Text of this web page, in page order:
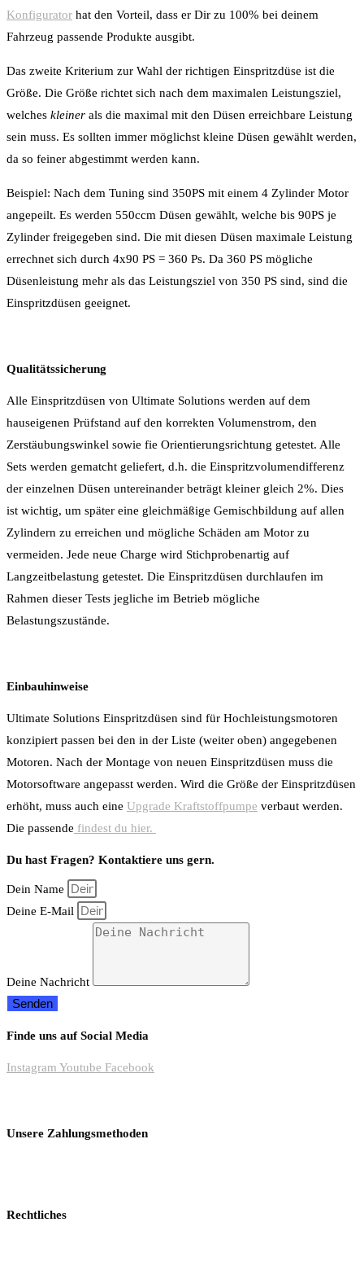
Konfigurator hat den Vorteil, dass er Dir zu 100% bei deinem
Fahrzeug passende Produkte ausgibt.
Das zweite Kriterium zur Wahl der richtigen Einspritzdüse ist die
Größe. Die Größe richtet sich nach dem maximalen Leistungsziel,
welches kleiner als die maximal mit den Düsen erreichbare Leistung
sein muss. Es sollten immer möglichst kleine Düsen gewählt werden,
da so feiner abgestimmt werden kann.
Beispiel: Nach dem Tuning sind 350PS mit einem 4 Zylinder Motor
angepeilt. Es werden 550ccm Düsen gewählt, welche bis 90PS je
Zylinder freigegeben sind. Die mit diesen Düsen maximale Leistung
errechnet sich durch 4x90 PS = 360 Ps. Da 360 PS mögliche
Düsenleistung mehr als das Leistungsziel von 350 PS sind, sind die
Einspritzdüsen geeignet.
Qualitätssicherung
Alle Einspritzdüsen von Ultimate Solutions werden auf dem
hauseigenen Prüfstand auf den korrekten Volumenstrom, den
Zerstäubungswinkel sowie fie Orientierungsrichtung getestet. Alle
Sets werden gematcht geliefert, d.h. die Einspritzvolumendifferenz
der einzelnen Düsen untereinander beträgt kleiner gleich 2%. Dies
ist wichtig, um später eine gleichmäßige Gemischbildung auf allen
Zylindern zu erreichen und mögliche Schäden am Motor zu
vermeiden. Jede neue Charge wird Stichprobenartig auf
Langzeitbelastung getestet. Die Einspritzdüsen durchlaufen im
Rahmen dieser Tests jegliche im Betrieb mögliche
Belastungszustände.
Einbauhinweise
Ultimate Solutions Einspritzdüsen sind für Hochleistungsmotoren
konzipiert passen bei den in der Liste (weiter oben) angegebenen
Motoren. Nach der Montage von neuen Einspritzdüsen muss die
Motorsoftware angepasst werden. Wird die Größe der Einspritzdüsen
erhöht, muss auch eine Upgrade Kraftstoffpumpe verbaut werden.
Die passende findest du hier.
Du hast Fragen? Kontaktiere uns gern.
Dein Name
Deine E-Mail
Deine Nachricht
Senden
Finde uns auf Social Media
Instagram Youtube Facebook
Unsere Zahlungsmethoden
Rechtliches